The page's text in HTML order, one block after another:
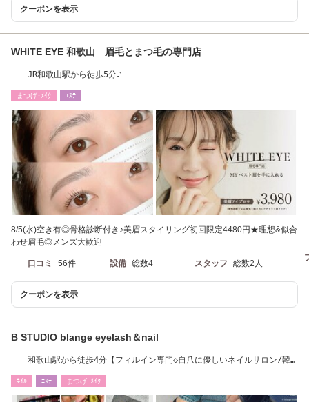
クーポンを表示
WHITE EYE 和歌山 眉毛とまつ毛の専門店
JR和歌山駅から徒歩5分♪
まつげ･ﾒｲｸ ｴｽﾃ
8/5(水)空き有◎骨格診断付き♪美眉スタイリング初回限定4480円★理想&似合
わせ眉毛◎メンズ大歓迎
口コミ 56件 設備 総数4 スタッフ 総数2人
クーポンを表示
B STUDIO blange eyelash＆nail
和歌山駅から徒歩4分【フィルイン専門◇自爪に優しいネイルサロン/韓
ﾈｲﾙ ｴｽﾃ まつげ･ﾒｲｸ